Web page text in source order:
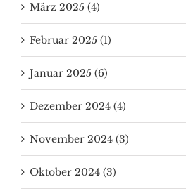
März 2025 (4)
Februar 2025 (1)
Januar 2025 (6)
Dezember 2024 (4)
November 2024 (3)
Oktober 2024 (3)